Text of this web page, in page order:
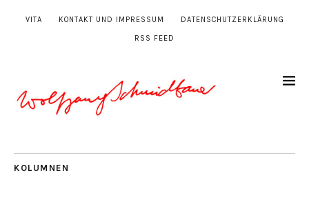
VITA KONTAKT UND IMPRESSUM DATENSCHUTZERKLÄRUNG
RSS FEED
KOLUMNEN